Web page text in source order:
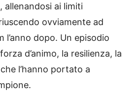
, allenandosi ai limiti
ovviamente ad
l’anno dopo. Un episodio
d’animo, la resilienza, la
l’hanno portato a